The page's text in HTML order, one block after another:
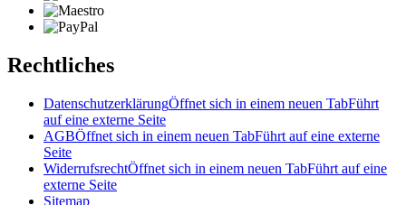
Rechtliches
DatenschutzerklärungÖffnet sich in einem neuen TabFührt
auf eine externe Seite
AGBÖffnet sich in einem neuen TabFührt auf eine externe
Seite
WiderrufsrechtÖffnet sich in einem neuen TabFührt auf eine
externe Seite
Sitemap